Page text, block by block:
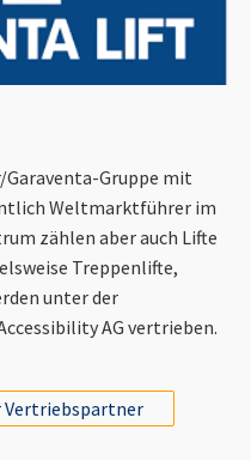
Gruppe mit
Weltmarktführer im
zählen aber auch Lifte
Treppenlifte,
unter der
AG vertrieben.
Vertriebspartner